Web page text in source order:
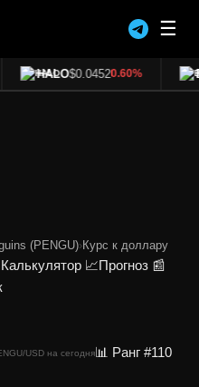
☰
HALO$0.04520.60%
(PENGU)›Курс к доллару
Калькулятор 📈Прогноз 📰
USD на сегодня📊 Ранг #110